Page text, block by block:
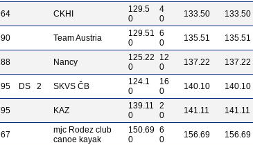
64 CKHI
129.5
0
4
0
133.50 133.50
90 Team Austria
129.51
0
6
0
135.51 135.51
88 Nancy
125.22
0
12
0
137.22 137.22
95 DS 2 SKVS ČB
124.1
0
16
0
140.10 140.10
95 KAZ
139.11
0
2
0
141.11 141.11
67
mjc Rodez club
canoe kayak
150.69
0
6
0
156.69 156.69